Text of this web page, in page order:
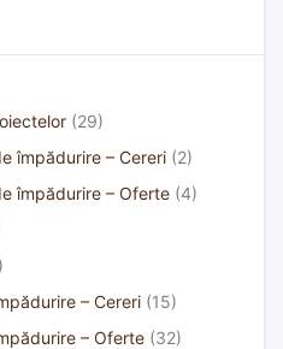
(29)
împădurire – Cereri (2)
împădurire – Oferte (4)
– Cereri (15)
– Oferte (32)